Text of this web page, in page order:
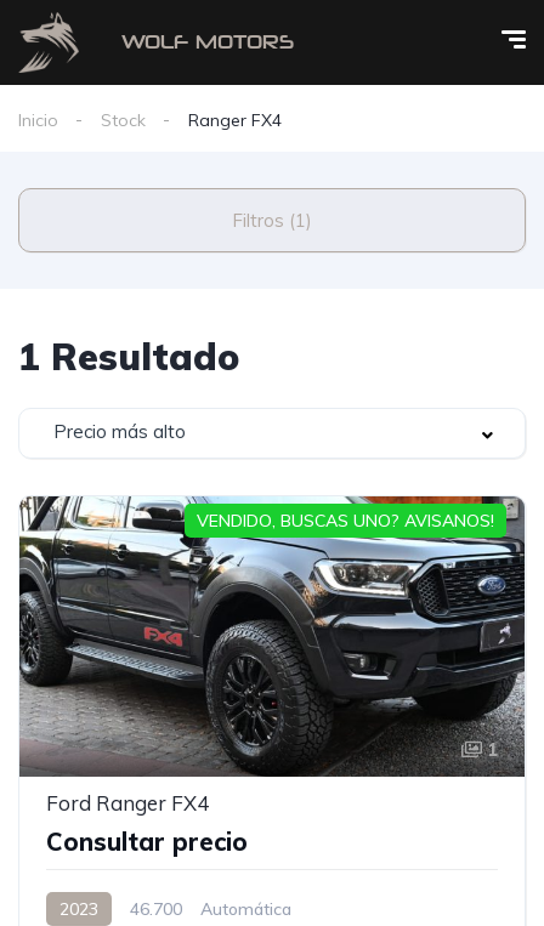
Inicio Stock Ranger FX4
Filtros (1)
1 Resultado
Precio más alto
1
Ford Ranger FX4
Consultar precio
2023 46.700 Automática
VENDIDO, BUSCAS UNO? AVISANOS!